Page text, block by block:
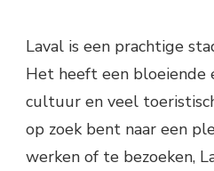
Laval is een prachtige
Het heeft een bloeiende
cultuur en veel
op zoek bent naar een
werken of te bezoeken,